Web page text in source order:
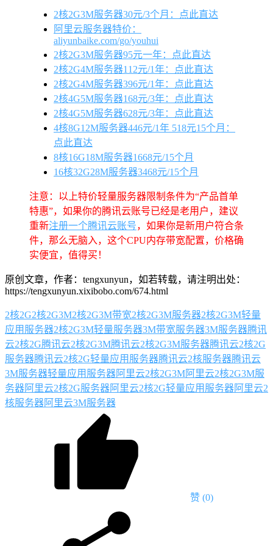
2核2G3M服务器30元/3个月：点此直达
阿里云服务器特价：
aliyunbaike.com/go/youhui
2核2G3M服务器95元一年：点此直达
2核2G4M服务器112元/1年：点此直达
2核2G4M服务器396元/1年：点此直达
2核4G5M服务器168元/3年：点此直达
2核4G5M服务器628元/3年：点此直达
4核8G12M服务器446元/1年 518元15个月：
点此直达
8核16G18M服务器1668元/15个月
16核32G28M服务器3468元/15个月
注意：以上特价轻量服务器限制条件为“产品首单
特惠”，如果你的腾讯云账号已经是老用户，建议
重新注册一个腾讯云账号，如果你是新用户符合条
件，那么无脑入，这个CPU内存带宽配置，价格确
实便宜，值得买！
原创文章，作者：tengxunyun，如若转载，请注明出处：
https://tengxunyun.xixibobo.com/674.html
2核2G2核2G3M2核2G3M带宽2核2G3M服务器2核2G3M轻量
应用服务器2核2G3M轻量服务器3M带宽服务器3M服务器腾讯
云2核2G腾讯云2核2G3M腾讯云2核2G3M服务器腾讯云2核2G
服务器腾讯云2核2G轻量应用服务器腾讯云2核服务器腾讯云
3M服务器轻量应用服务器阿里云2核2G3M阿里云2核2G3M服
务器阿里云2核2G服务器阿里云2核2G轻量应用服务器阿里云2
核服务器阿里云3M服务器
赞 (0)